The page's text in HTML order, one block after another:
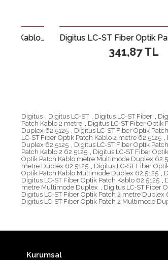
341,87 TL
Digitus
Digitus LC-ST Digitus LC-ST Fiber
Patch Kablo 2 metre
Digitus LC-ST Fiber Optik
Duplex 62.5125
Digitus LC-ST Fiber Optik
LC-ST Fiber Optik Patch Kablo 2 metre 62.5125
Duplex 62.5125
Digitus LC-ST Fiber Optik
Patch Kablo 2 62.5125
Digitus LC-ST Fiber
Optik Patch Kablo metre Multimode Duplex
metre Duplex 62.5125
Digitus LC-ST Fiber
Optik Patch Kablo Multimode Duplex 62.5125
Digitus LC-ST Fiber Optik Patch Kablo 62.5125
metre Multimode Duplex
Digitus LC-ST Fiber
Digitus LC-ST Fiber Optik Patch 2 metre Duplex
Digitus LC-ST Fiber Optik Patch 2 Multimode
Kurumsal